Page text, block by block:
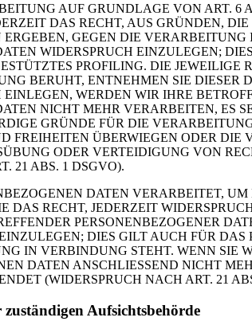
AUF GRUNDLAGE VON ART. 6
DAS RECHT, AUS GRÜNDEN, DIE
GEGEN DIE VERARBEITUNG
WIDERSPRUCH EINZULEGEN;
PROFILING. DIE JEWEILIGE
BERUHT, ENTNEHMEN SIE DIESER
EINLEGEN, WERDEN WIR IHRE
NICHT MEHR VERARBEITEN, ES
GRÜNDE FÜR DIE
FREIHEITEN ÜBERWIEGEN ODER DIE
ODER VERTEIDIGUNG VON
21 ABS. 1 DSGVO).
DATEN VERARBEITET,
DAS RECHT, JEDERZEIT
PERSONENBEZOGENER
DIES GILT AUCH FÜR DAS
IN VERBINDUNG STEHT. WENN SIE
DATEN ANSCHLIESSEND NICHT
(WIDERSPRUCH NACH ART. 21
zuständigen Aufsichtsbehörde